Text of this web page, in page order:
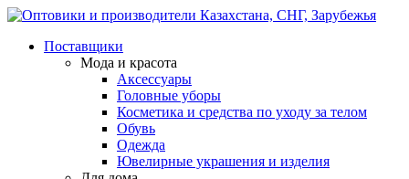
Поставщики
Мода и красота
Аксессуары
Головные уборы
Косметика и средства по уходу за телом
Обувь
Одежда
Ювелирные украшения и изделия